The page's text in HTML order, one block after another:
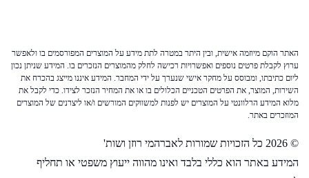
האתר הוקם מיוזמה אישית, ובין היתר במטרה לתת מידע על המוצרים המפורסמים בו ולאפשר
ערוץ לקבלת פרטים נוספים ואפשרויות רכישה לחלק מהמוצרים הנזכרים בו. המידע שניתן נכון
ליום כתיבתו, ומבוסס על מחקר אישי שנערך על ידי המחבר. המידע איננו מייצג בהכרח את
השירות, המוצר, את הפרטים הטכניים הכלולים בו או את המחיר הנזכר לצידו. כדי לקבל את
מלוא המידע הרלוונטי על המוצרים יש לפנות למשווקים המורשים ו/או ליצרנים של המוצרים
המוזכרים באתר.
© 2026 כל הזכויות שמורות לאברהמי רוזן ושות'
המידע באתר הוא כללי בלבד ואינו מהווה ייעוץ משפטי או תחליף